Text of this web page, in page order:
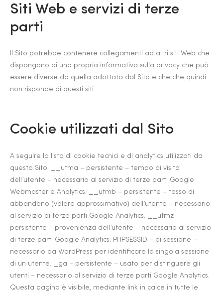
Siti Web e servizi di terze
parti
Il Sito potrebbe contenere collegamenti ad altri siti Web che
dispongono di una propria informativa sulla privacy che può
essere diverse da quella adottata dal Sito e che che quindi
non risponde di questi siti.
Cookie utilizzati dal Sito
A seguire la lista di cookie tecnici e di analytics utilizzati da
questo Sito: __utma – persistente – tempo di visita
dell’utente – necessario al servizio di terze parti Google
Webmaster e Analytics. __utmb – persistente – tasso di
abbandono (valore approssimativo) dell’utente – necessario
al servizio di terze parti Google Analytics. __utmz –
persistente – provenienza dell’utente – necessario al servizio
di terze parti Google Analytics. PHPSESSID – di sessione –
necessario da WordPress per identificare la singola sessione
di un utente. _ga – persistente – usato per distinguere gli
utenti – necessario al servizio di terze parti Google Analytics.
Questa pagina è visibile, mediante link in calce in tutte le